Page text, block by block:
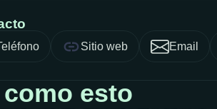
Sitio web Email
como esto